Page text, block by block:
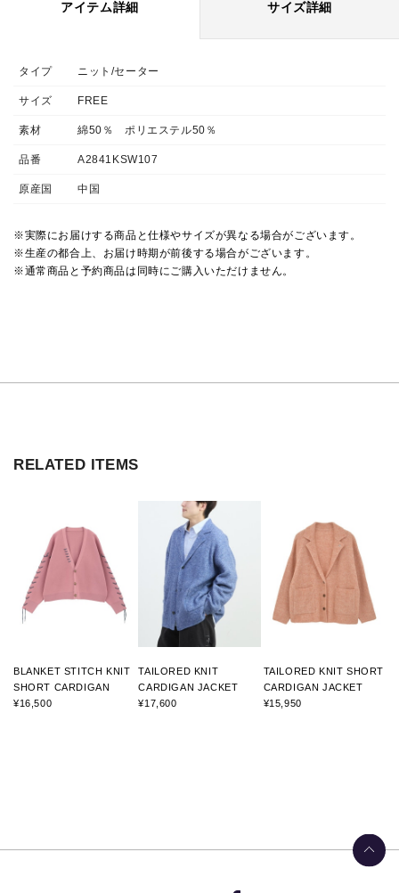
アイテム詳細 サイズ詳細
タイプ ニット/セーター
サイズ FREE
素材 綿50％ ポリエステル50％
品番 A2841KSW107
原産国 中国
※実際にお届けする商品と仕様やサイズが異なる場合がございます。
※生産の都合上、お届け時期が前後する場合がございます。
※通常商品と予約商品は同時にご購入いただけません。
RELATED ITEMS
BLANKET STITCH KNIT
SHORT CARDIGAN
¥16,500
TAILORED KNIT
CARDIGAN JACKET
¥17,600
TAILORED KNIT SHORT
CARDIGAN JACKET
¥15,950